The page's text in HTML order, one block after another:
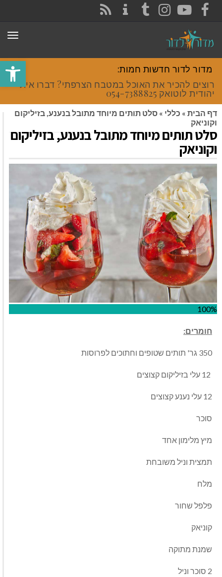
פתח
FACEBOOK
YOUTUBE
INSTAGRAM
TUMBLR
מדור לדור חדשות חמות:
רוצים להכיר את האוכל במטבח הצרפתי? דברו איתי
יהודית לוטואק 054-7388825.
דף הבית » כללי » סלט תותים מיוחד מתובל בנענע, בזיליקום
וקוניאק
סלט תותים מיוחד מתובל בנענע, בזיליקום
וקוניאק
100%
חומרים:
350 גר' תותים שטופים וחתוכים לפרוסות
12 עלי נענע קצוצים
סוכר
מיץ מלימון אחד
תמצית וניל משובחת
מלח
פלפל שחור
קוניאק
שמנת מתוקה
2 סוכר וניל